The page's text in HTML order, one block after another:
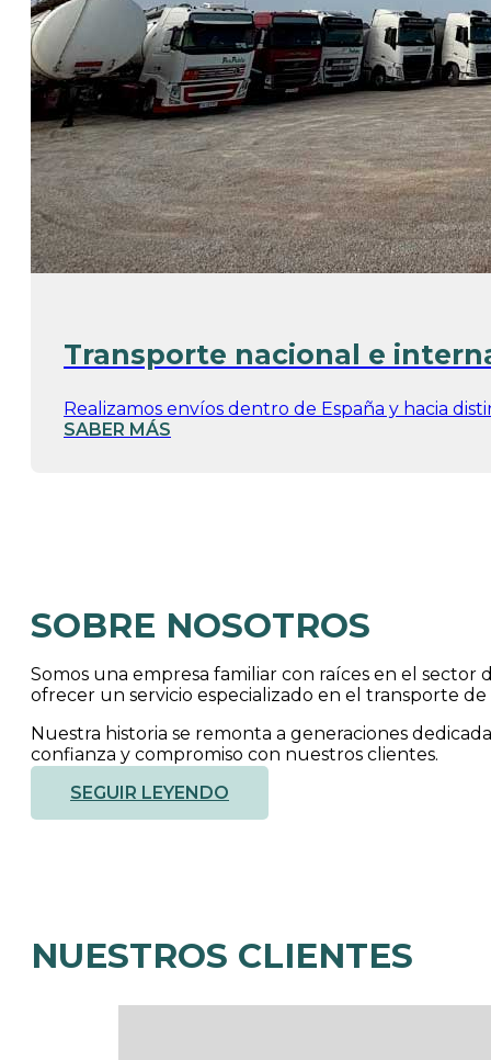
Transporte nacional e
Realizamos envíos dentro de España y hacia
SABER MÁS
SOBRE NOSOTROS
Somos una empresa familiar con raíces en el
ofrecer un servicio especializado en el transporte
Nuestra historia se remonta a generaciones
confianza y compromiso con nuestros clientes.
SEGUIR LEYENDO
NUESTROS CLIENTES